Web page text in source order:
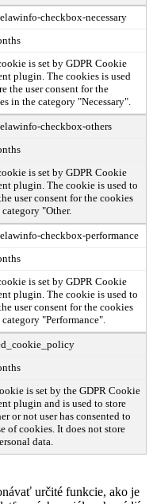
checkbox-necessary
is set by GDPR Cookie
plugin. The cookies is used
the user consent for the
in the category "Necessary".
checkbox-others
is set by GDPR Cookie
plugin. The cookie is used to
user consent for the cookies
"Other.
checkbox-performance
is set by GDPR Cookie
plugin. The cookie is used to
user consent for the cookies
"Performance".
is set by the GDPR Cookie
plugin and is used to store
or not user has consented to
of cookies. It does not store
data.
určité funkcie, ako je